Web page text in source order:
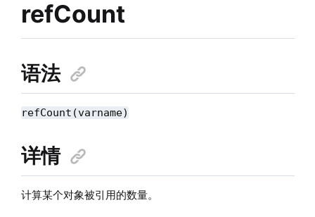
refCount
语法
refCount(varname)
详情
计算某个对象被引用的数量。